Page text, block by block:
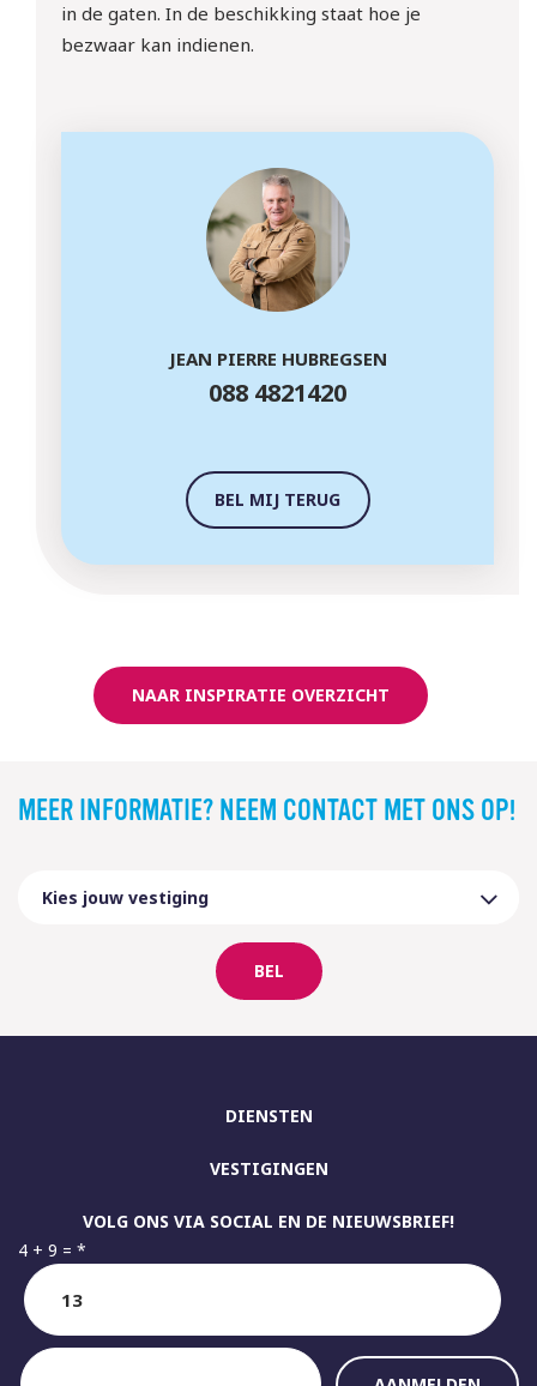
in de gaten. In de beschikking staat hoe je
bezwaar kan indienen.
JEAN PIERRE HUBREGSEN
088 4821420
BEL MIJ TERUG
NAAR INSPIRATIE OVERZICHT
MEER INFORMATIE? NEEM CONTACT MET ONS OP!
BEL
VOLG ONS VIA SOCIAL EN DE NIEUWSBRIEF!
4 + 9 = *
DIENSTEN
VESTIGINGEN